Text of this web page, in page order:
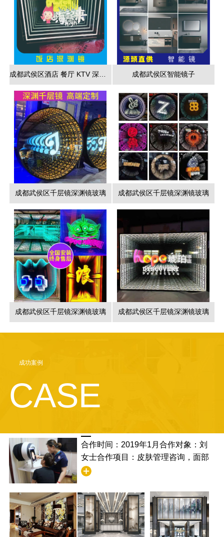
成都武侯区智能镜子
成都武侯区千层镜深渊镜玻璃 成都武侯区千层镜深渊镜玻璃
成都武侯区千层镜深渊镜玻璃 成都武侯区千层镜深渊镜玻璃
成功案例
CASE
合作时间：2019年1月合作对象：刘
女士合作项目：皮肤管理咨询，面部
清洁合作满意度：非常满意，并且学